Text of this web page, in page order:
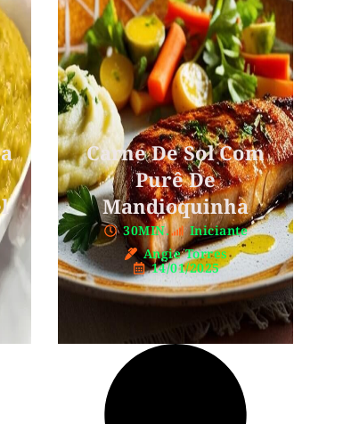
Carne De Sol Com
Purê De
Mandioquinha
30MIN.
Iniciante
Angie Torres
14/01/2025